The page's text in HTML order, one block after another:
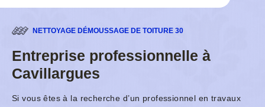
NETTOYAGE DÉMOUSSAGE DE TOITURE 30
Entreprise professionnelle à
Cavillargues
Si vous êtes à la recherche d’un professionnel en travaux